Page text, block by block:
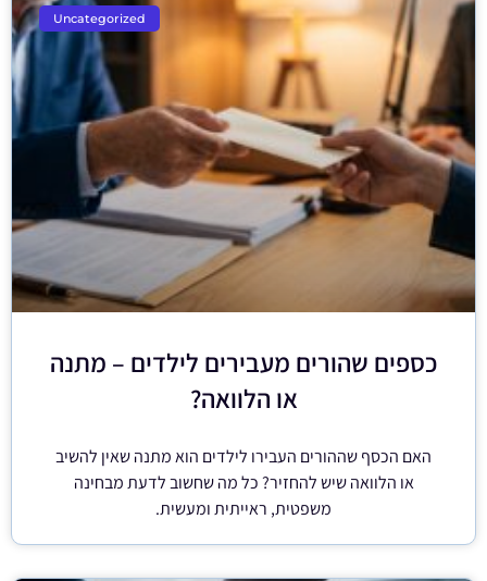
Uncategorized
כספים שהורים מעבירים לילדים – מתנה
או הלוואה?
האם הכסף שההורים העבירו לילדים הוא מתנה שאין להשיב
או הלוואה שיש להחזיר? כל מה שחשוב לדעת מבחינה
משפטית, ראייתית ומעשית.